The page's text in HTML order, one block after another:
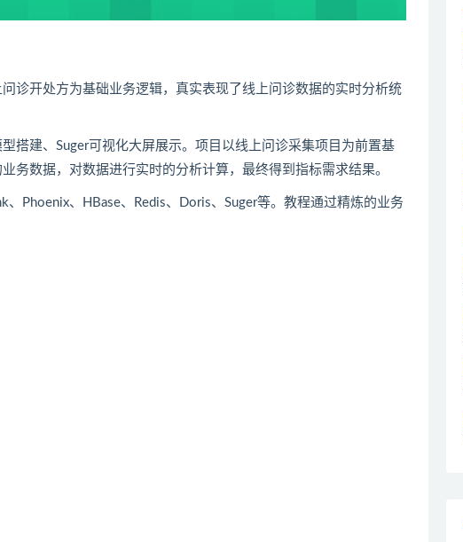
诊开处方为基础业务逻辑，真实表现了线上问诊数据的实时分析统
搭建、Suger可视化大屏展示。项目以线上问诊采集项目为前置基
务数据，对数据进行实时的分析计算，最终得到指标需求结果。
、Phoenix、HBase、 Redis、Doris、Suger等。教程通过精炼的业务